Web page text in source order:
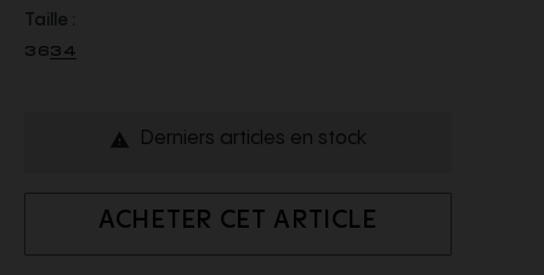
Taille :
3634
 Derniers articles en stock
ACHETER CET ARTICLE